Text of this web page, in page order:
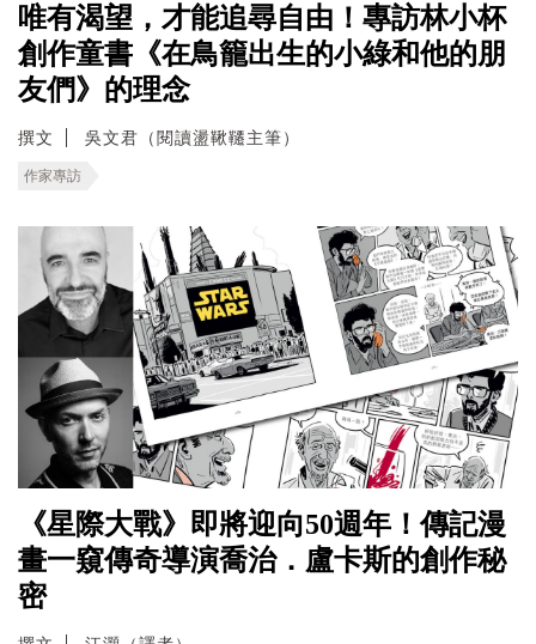
唯有渴望，才能追尋自由！專訪林小杯
創作童書《在鳥籠出生的小綠和他的朋
友們》的理念
撰文 吳文君（閱讀盪鞦韆主筆）
作家專訪
《星際大戰》即將迎向50週年！傳記漫
畫一窺傳奇導演喬治．盧卡斯的創作秘
密